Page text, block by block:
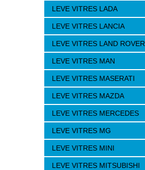
LEVE VITRES LADA
LEVE VITRES LANCIA
LEVE VITRES LAND ROVER
LEVE VITRES MAN
LEVE VITRES MASERATI
LEVE VITRES MAZDA
LEVE VITRES MERCEDES
LEVE VITRES MG
LEVE VITRES MINI
LEVE VITRES MITSUBISHI